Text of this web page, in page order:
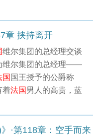
章 挟持离开
维尔集团的总经理交谈
维尔集团的总经理——
国 国王授予的公爵称
着法国男人的高贵，蓝
·第118章：空手而来